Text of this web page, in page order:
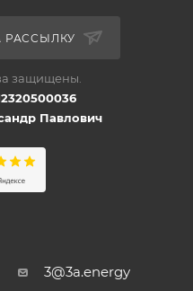
РАССЫЛКУ
защищены.
Павлович
3@3a.energy